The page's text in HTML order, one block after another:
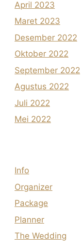
April 2023
Maret 2023
Desember 2022
Oktober 2022
September 2022
Agustus 2022
Juli 2022
Mei 2022
Info
Organizer
Package
Planner
The Wedding